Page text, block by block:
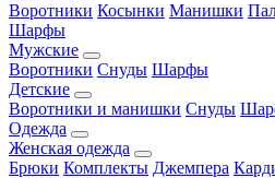
Воротники Косынки Манишки
Шарфы
Мужские
Воротники Снуды Шарфы
Детские
Воротники и манишки Снуды
Одежда
Женская одежда
Брюки Комплекты Джемпера